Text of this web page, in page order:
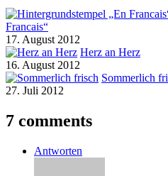
Francais“
17. August 2012
Herz an Herz
16. August 2012
Sommerlich
27. Juli 2012
7 comments
Antworten